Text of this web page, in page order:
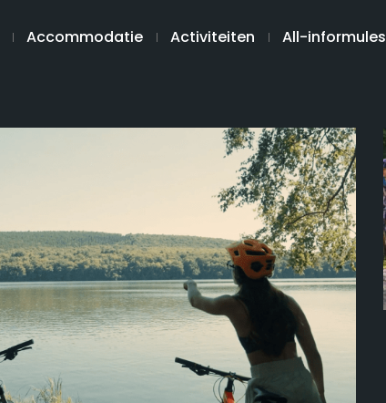
Accommodatie Activiteiten All-informules